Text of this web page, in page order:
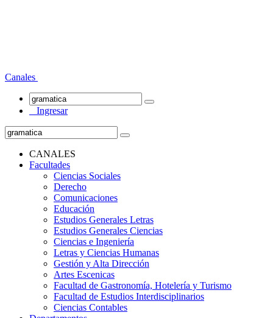
Canales
Ingresar
CANALES
Facultades
Ciencias Sociales
Derecho
Comunicaciones
Educación
Estudios Generales Letras
Estudios Generales Ciencias
Ciencias e Ingeniería
Letras y Ciencias Humanas
Gestión y Alta Dirección
Artes Escenicas
Facultad de Gastronomía, Hotelería y Turismo
Facultad de Estudios Interdisciplinarios
Ciencias Contables